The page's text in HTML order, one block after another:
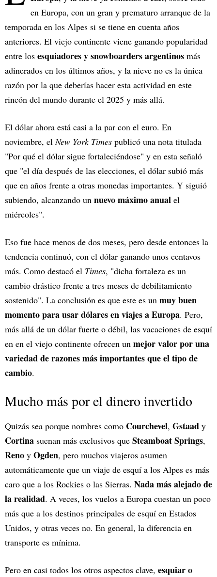
en Europa, con un gran y prematuro arranque de la
temporada en los Alpes si se tiene en cuenta años
anteriores. El viejo continente viene ganando popularidad
entre los esquiadores y snowboarders argentinos más
adinerados en los últimos años, y la nieve no es la única
razón por la que deberías hacer esta actividad en este
rincón del mundo durante el 2025 y más allá.
El dólar ahora está casi a la par con el euro. En
noviembre, elNew York Times publicó una nota titulada
"Por qué el dólar sigue fortaleciéndose" y en esta señaló
que "el día después de las elecciones, el dólar subió más
que en años frente a otras monedas importantes. Y siguió
subiendo, alcanzando un nuevo máximo anual el
miércoles".
Eso fue hace menos de dos meses, pero desde entonces la
tendencia continuó, con el dólar ganando unos centavos
más. Como destacó el Times, "dicha fortaleza es un
cambio drástico frente a tres meses de debilitamiento
sostenido". La conclusión es que este es un muy buen
momento para usar dólares en viajes a Europa. Pero,
más allá de un dólar fuerte o débil, las vacaciones de esquí
en en el viejo continente ofrecen un mejor valor por una
variedad de razones más importantes que el tipo de
cambio.
Mucho más por el dinero invertido
Quizás sea porque nombres como Courchevel, Gstaad y
Cortina suenan más exclusivos que Steamboat Springs,
Reno y Ogden, pero muchos viajeros asumen
automáticamente que un viaje de esquí a los Alpes es más
caro que a los Rockies o las Sierras. Nada más alejado de
la realidad. A veces, los vuelos a Europa cuestan un poco
más que a los destinos principales de esquí en Estados
Unidos, y otras veces no. En general, la diferencia en
transporte es mínima.
Pero en casi todos los otros aspectos clave, esquiar o